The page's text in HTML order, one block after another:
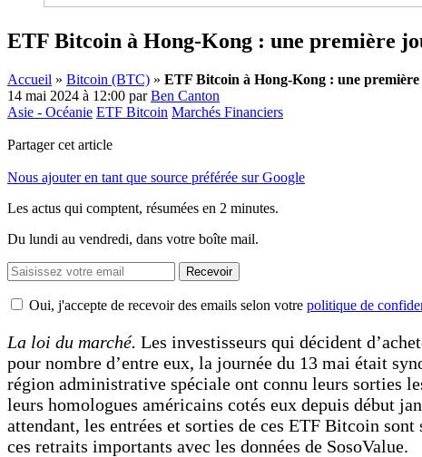
ETF Bitcoin à Hong-Kong : une première
Accueil » Bitcoin (BTC) » ETF Bitcoin à Hong-Kong : une
14 mai 2024 à 12:00 parBen Canton
Asie - Océanie ETF Bitcoin Marchés Financiers
Partager cet article
Nous ajouter en tant que source préférée sur Google
Les actus qui comptent, résumées en 2 minutes.
Du lundi au vendredi, dans votre boîte mail.
Recevoir
Oui, j'accepte de recevoir des emails selon votre politique de
La loi du marché. Les investisseurs qui décident
pour nombre d’entre eux, la journée du 13 mai était
région administrative spéciale ont connu leurs sorties
leurs homologues américains cotés eux depuis début
attendant, les entrées et sorties de ces ETF Bitcoin
ces retraits importants avec les données de SosoValue.